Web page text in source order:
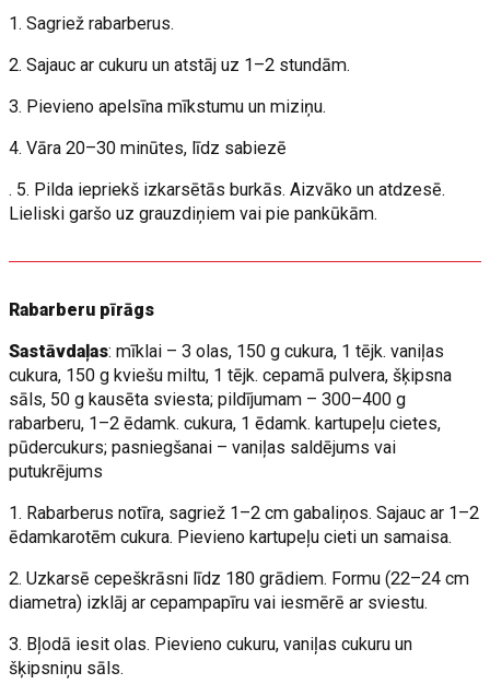
1. Sagriež rabarberus.
2. Sajauc ar cukuru un atstāj uz 1–2 stundām.
3. Pievieno apelsīna mīkstumu un miziņu.
4. Vāra 20–30 minūtes, līdz sabiezē
. 5. Pilda iepriekš izkarsētās burkās. Aizvāko un atdzesē.
Lieliski garšo uz grauzdiņiem vai pie pankūkām.
Rabarberu pīrāgs
Sastāvdaļas: mīklai – 3 olas, 150 g cukura, 1 tējk. vaniļas
cukura, 150 g kviešu miltu, 1 tējk. cepamā pulvera, šķipsna
sāls, 50 g kausēta sviesta; pildījumam – 300–400 g
rabarberu, 1–2 ēdamk. cukura, 1 ēdamk. kartupeļu cietes,
pūdercukurs; pasniegšanai – vaniļas saldējums vai
putukrējums
1. Rabarberus notīra, sagriež 1–2 cm gabaliņos. Sajauc ar 1–2
ēdamkarotēm cukura. Pievieno kartupeļu cieti un samaisa.
2. Uzkarsē cepeškrāsni līdz 180 grādiem. Formu (22–24 cm
diametra) izklāj ar cepampapīru vai iesmērē ar sviestu.
3. Bļodā iesit olas. Pievieno cukuru, vaniļas cukuru un
šķipsniņu sāls.